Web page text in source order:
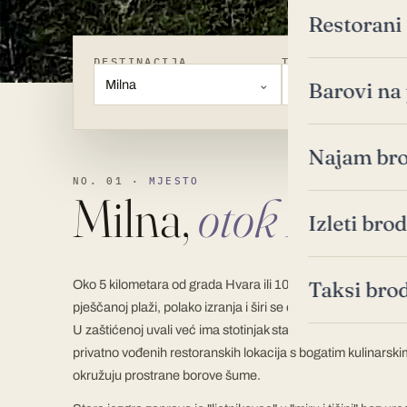
Restorani
Barovi na
Najam
Izleti
Taksi
DESTINACIJA
Milna
TIP
Svi tipovi
NO. 01 · MJESTO
Milna,otok Hvar
Oko 5 kilometara od grada Hvara ili 10 kilometara od
pješčanoj plaži, polako izranja i širi se oko svojih plaža
U zaštićenoj uvali već ima stotinjak stalnih stanovnika, a uz
privatno vođenih restoranskih lokacija s bogatim
okružuju prostrane borove šume.